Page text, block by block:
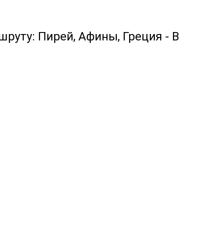
Пирей, Афины, Греция - В